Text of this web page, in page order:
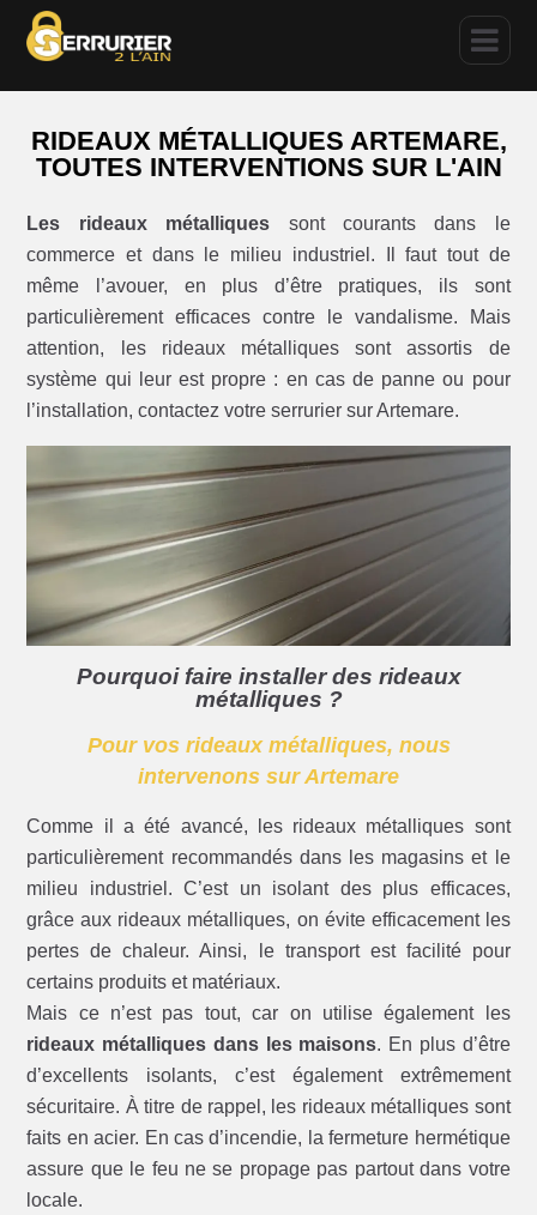
RIDEAUX MÉTALLIQUES ARTEMARE,
TOUTES INTERVENTIONS SUR L'AIN
Les rideaux métalliques sont courants dans le
commerce et dans le milieu industriel. Il faut tout de
même l’avouer, en plus d’être pratiques, ils sont
particulièrement efficaces contre le vandalisme. Mais
attention, les rideaux métalliques sont assortis de
système qui leur est propre : en cas de panne ou pour
l’installation, contactez votre serrurier sur Artemare.
Pourquoi faire installer des rideaux
métalliques ?
Pour vos rideaux métalliques, nous
intervenons sur Artemare
Comme il a été avancé, les rideaux métalliques sont
particulièrement recommandés dans les magasins et le
milieu industriel. C’est un isolant des plus efficaces,
grâce aux rideaux métalliques, on évite efficacement les
pertes de chaleur. Ainsi, le transport est facilité pour
certains produits et matériaux.
Mais ce n’est pas tout, car on utilise également les
rideaux métalliques dans les maisons. En plus d’être
d’excellents isolants, c’est également extrêmement
sécuritaire. À titre de rappel, les rideaux métalliques sont
faits en acier. En cas d’incendie, la fermeture hermétique
assure que le feu ne se propage pas partout dans votre
locale.